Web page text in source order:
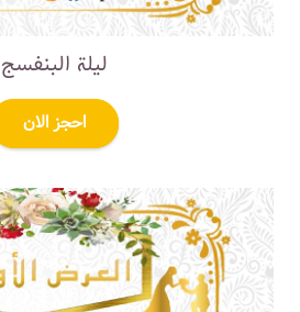
ليلة البنفسج
احجز الان